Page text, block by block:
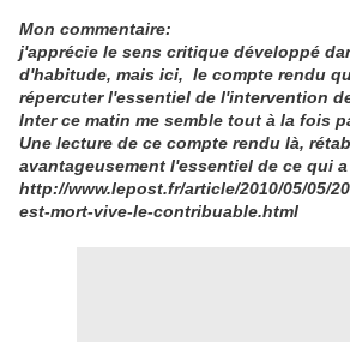
Mon commentaire:
j'apprécie le sens critique développé
d'habitude, mais ici, le compte rendu
répercuter l'essentiel de l'intervention
Inter ce matin me semble tout à la fois
Une lecture de ce compte rendu là,
avantageusement l'essentiel de ce qui
http://www.lepost.fr/article/2010/05/05/
est-mort-vive-le-contribuable.html